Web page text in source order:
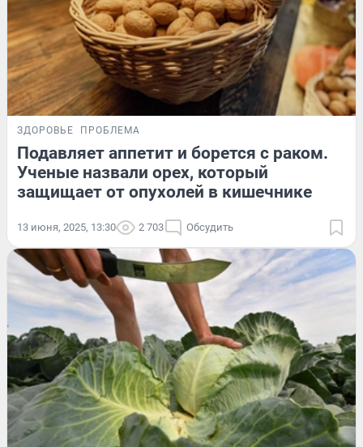
ЗДОРОВЬЕ ПРОБЛЕМА
Подавляет аппетит и борется с раком.
Ученые назвали орех, который
защищает от опухолей в кишечнике
13 июня, 2025, 13:30 2 703 Обсудить